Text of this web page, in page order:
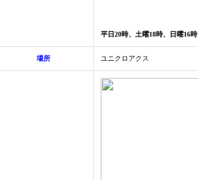
平日20時、土曜18時、日曜16時
場所 ユニクロアクス